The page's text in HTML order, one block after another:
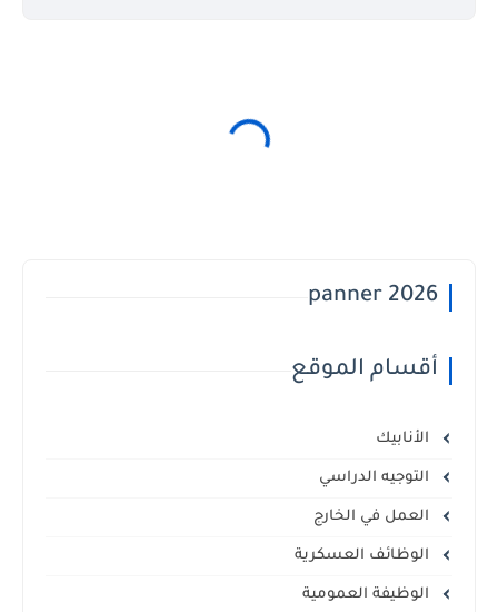
panner 2026
أقسام الموقع
الأنابيك
التوجيه الدراسي
العمل في الخارج
الوظائف العسكرية
الوظيفة العمومية